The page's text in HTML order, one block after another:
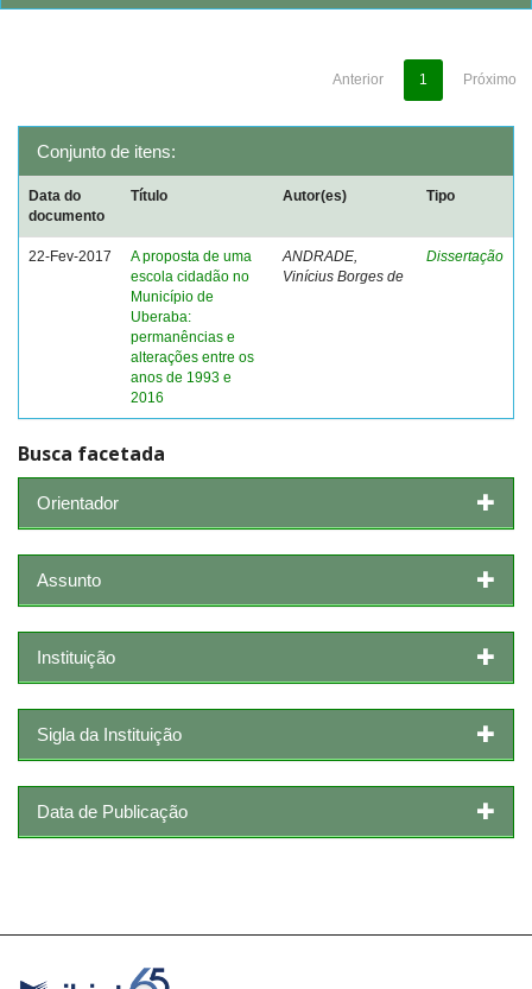
Anterior 1 Próximo
Conjunto de itens:
Data do
documento
Título Autor(es) Tipo
22-Fev-2017
A proposta de uma
escola cidadão no
Município de
Uberaba:
permanências e
alterações entre os
anos de 1993 e
2016
ANDRADE,
Vinícius Borges de
Dissertação
Busca facetada
Orientador
Assunto
Instituição
Sigla da Instituição
Data de Publicação